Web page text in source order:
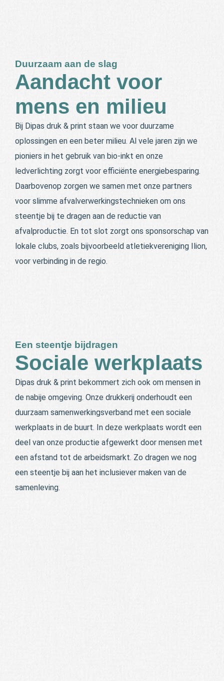
Duurzaam aan de slag
Aandacht voor
mens en milieu
Bij Dipas druk & print staan we voor duurzame
oplossingen en een beter milieu. Al vele jaren zijn we
pioniers in het gebruik van bio-inkt en onze
ledverlichting zorgt voor efficiënte energiebesparing.
Daarbovenop zorgen we samen met onze partners
voor slimme afvalverwerkingstechnieken om ons
steentje bij te dragen aan de reductie van
afvalproductie. En tot slot zorgt ons sponsorschap van
lokale clubs, zoals bijvoorbeeld atletiekvereniging Ilion,
voor verbinding in de regio.
Een steentje bijdragen
Sociale werkplaats
Dipas druk & print bekommert zich ook om mensen in
de nabije omgeving. Onze drukkerij onderhoudt een
duurzaam samenwerkingsverband met een sociale
werkplaats in de buurt. In deze werkplaats wordt een
deel van onze productie afgewerkt door mensen met
een afstand tot de arbeidsmarkt. Zo dragen we nog
een steentje bij aan het inclusiever maken van de
samenleving.